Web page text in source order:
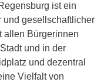
ist ein
und gesellschaftlicher
allen Bürgerinnen
und in der
und dezentral
Vielfalt von